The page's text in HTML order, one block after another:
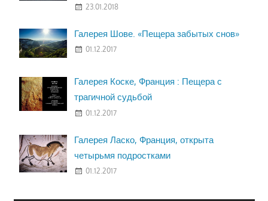
23.01.2018
Галерея Шове. «Пещера забытых снов»
01.12.2017
Галерея Коске, Франция : Пещера с
трагичной судьбой
01.12.2017
Галерея Ласко, Франция, открыта
четырьмя подростками
01.12.2017